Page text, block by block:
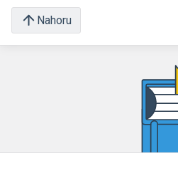
Nahoru